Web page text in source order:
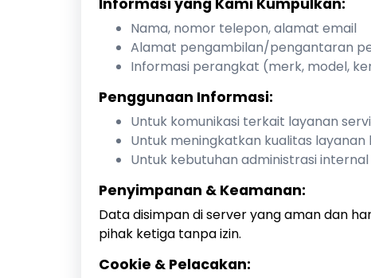
Nama, nomor telepon, alamat email
Alamat pengambilan/pengantaran
Informasi perangkat (merk, model,
Penggunaan Informasi:
Untuk komunikasi terkait layanan
Untuk meningkatkan kualitas layanan
Untuk kebutuhan administrasi internal
Penyimpanan & Keamanan:
Data disimpan di server yang aman dan
pihak ketiga tanpa izin.
Cookie & Pelacakan: